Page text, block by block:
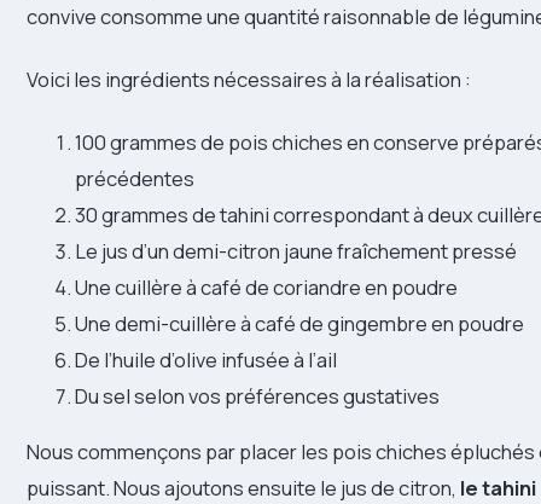
convive consomme une quantité raisonnable de
Voici les ingrédients nécessaires à la réalisation :
100 grammes de pois chiches en conserve
précédentes
30 grammes de tahini correspondant à deux
Le jus d’un demi-citron jaune fraîchement pressé
Une cuillère à café de coriandre en poudre
Une demi-cuillère à café de gingembre en poudre
De l’huile d’olive infusée à l’ail
Du sel selon vos préférences gustatives
Nous commençons par placer les pois chiches épluchés
puissant. Nous ajoutons ensuite le jus de citron, le